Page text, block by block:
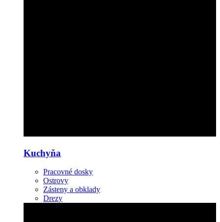
Kuchyňa
Pracovné dosky
Ostrovy
Zásteny a obklady
Drezy